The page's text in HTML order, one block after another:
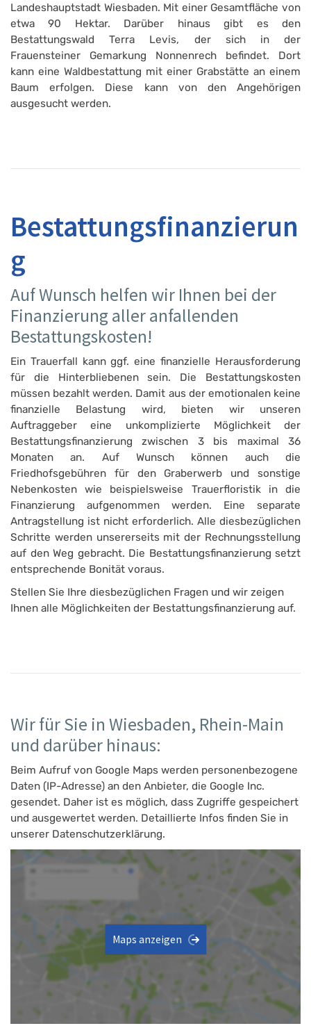
Landeshauptstadt Wiesbaden. Mit einer Gesamtfläche von
etwa 90 Hektar. Darüber hinaus gibt es den
Bestattungswald Terra Levis, der sich in der
Frauensteiner Gemarkung Nonnenrech befindet. Dort
kann eine Waldbestattung mit einer Grabstätte an einem
Baum erfolgen. Diese kann von den Angehörigen
ausgesucht werden.
Bestattungsfinanzierun
g
Auf Wunsch helfen wir Ihnen bei der
Finanzierung aller anfallenden
Bestattungskosten!
Ein Trauerfall kann ggf. eine finanzielle Herausforderung
für die Hinterbliebenen sein. Die Bestattungskosten
müssen bezahlt werden. Damit aus der emotionalen keine
finanzielle Belastung wird, bieten wir unseren
Auftraggeber eine unkomplizierte Möglichkeit der
Bestattungsfinanzierung zwischen 3 bis maximal 36
Monaten an. Auf Wunsch können auch die
Friedhofsgebühren für den Graberwerb und sonstige
Nebenkosten wie beispielsweise Trauerfloristik in die
Finanzierung aufgenommen werden. Eine separate
Antragstellung ist nicht erforderlich. Alle diesbezüglichen
Schritte werden unsererseits mit der Rechnungsstellung
auf den Weg gebracht. Die Bestattungsfinanzierung setzt
entsprechende Bonität voraus.
Stellen Sie Ihre diesbezüglichen Fragen und wir zeigen
Ihnen alle Möglichkeiten der Bestattungsfinanzierung auf.
Wir für Sie in Wiesbaden, Rhein-Main
und darüber hinaus:
Beim Aufruf von Google Maps werden personenbezogene
Daten (IP-Adresse) an den Anbieter, die Google Inc.
gesendet. Daher ist es möglich, dass Zugriffe gespeichert
und ausgewertet werden. Detaillierte Infos finden Sie in
unserer Datenschutzerklärung.
Maps anzeigen